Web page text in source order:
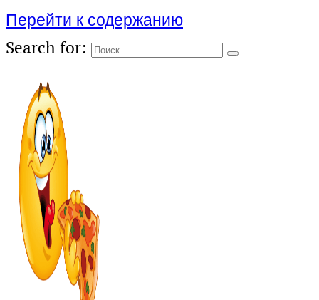
Перейти к содержанию
Search for: